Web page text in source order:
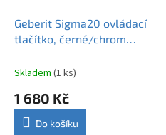
Geberit Sigma20 ovládací
tlačítko, černé/chrom
Skladem (1 ks)
1 680 Kč
Do košíku